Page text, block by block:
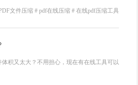
文件压缩 # pdf在线压缩 # 在线pdf压缩工具
积又太大？不用担心，现在有在线工具可以